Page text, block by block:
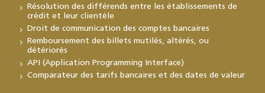
Résolution des différends entre les établissements de
crédit et leur clientèle
Droit de communication des comptes bancaires
Remboursement des billets mutilés, altérés, ou
détériorés
API (Application Programming Interface)
Comparateur des tarifs bancaires et des dates de valeur